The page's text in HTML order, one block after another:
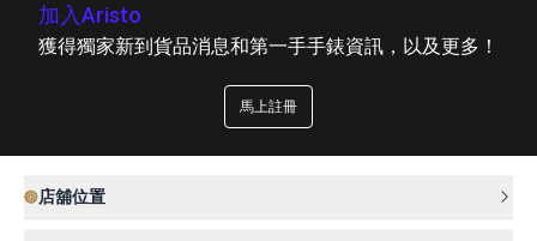
加入Aristo
獲得獨家新到貨品消息和第一手手錶資訊，以及更多！
馬上註冊
店舖位置